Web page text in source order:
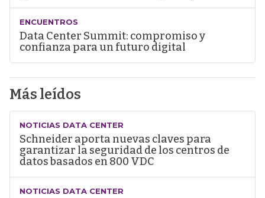
ENCUENTROS
Data Center Summit: compromiso y
confianza para un futuro digital
Más leídos
NOTICIAS DATA CENTER
Schneider aporta nuevas claves para
garantizar la seguridad de los centros de
datos basados en 800 VDC
NOTICIAS DATA CENTER